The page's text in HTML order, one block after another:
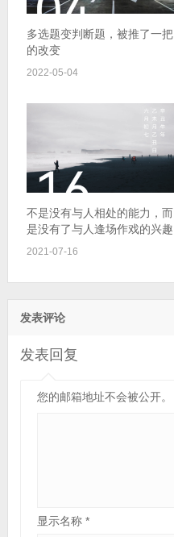
多选题变判断题，被推了一把
的改变
2022-05-04
不是没有与人相处的能力，而
是没有了与人逢场作戏的兴趣
2021-07-16
发表评论
发表回复
您的邮箱地址不会被公开。
显示名称 *